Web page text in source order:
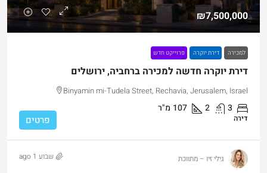
₪7,500,000
למכירה דירת יוקרה פרוייקט חדש
דירת יוקרה חדשה למכירה ברחביה, ירושלים
Binyamin mi-Tudela Street, Rechavia, Jerusalem, Israel
3
2
107 מ"ר
דירה פרטים
גילי זיו – מתווכת שבוע 1 ago